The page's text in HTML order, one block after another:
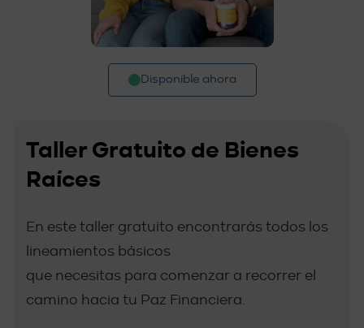
Disponible ahora
Taller Gratuito de Bienes
Raíces
En este taller gratuito encontrarás todos los
lineamientos básicos
que necesitas para comenzar a recorrer el
camino hacia tu Paz Financiera.